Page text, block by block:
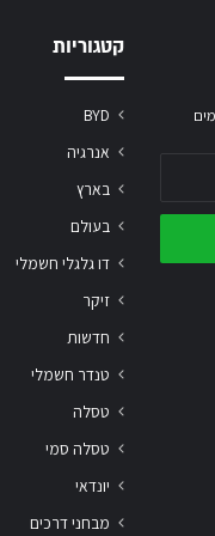
קטגוריות
BYD
אנרגיה
בארץ
בעולם
דו גלגלי חשמלי
זיקר
חדשות
טנדר חשמלי
טסלה
טסלה סמי
יונדאי
מבחני דרכים